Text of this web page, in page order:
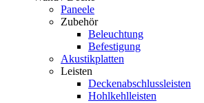
Paneele
Zubehör
Beleuchtung
Befestigung
Akustikplatten
Leisten
Deckenabschlussleisten
Hohlkehlleisten